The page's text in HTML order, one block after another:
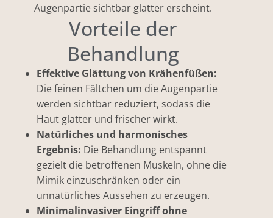
Augenpartie sichtbar glatter erscheint.
Vorteile der
Behandlung
Effektive Glättung von Krähenfüßen:
Die feinen Fältchen um die Augenpartie
werden sichtbar reduziert, sodass die
Haut glatter und frischer wirkt.
Natürliches und harmonisches
Ergebnis: Die Behandlung entspannt
gezielt die betroffenen Muskeln, ohne die
Mimik einzuschränken oder ein
unnatürliches Aussehen zu erzeugen.
Minimalinvasiver Eingriff ohne